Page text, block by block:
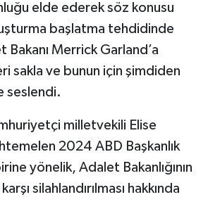
elde ederek söz konusu
başlatma tehdidinde
Bakanı Merrick Garland’a
sakla ve bunun için şimdiden
seslendi.
milletvekili Elise
2024 ABD Başkanlık
yönelik, Adalet Bakanlığının
silahlandırılması hakkında